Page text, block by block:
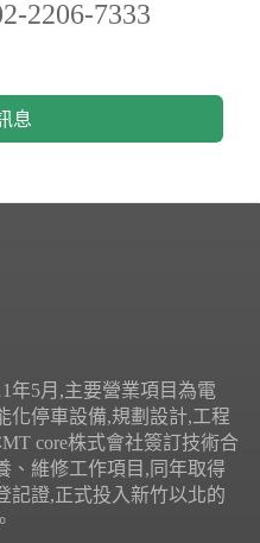
2206-7333
息
年5月,主要營業項目為電
化停車設備,規劃設計,工程
core株式會社簽訂技術合
、維修工作項目,同年取得
記證,正式投入新竹以北的